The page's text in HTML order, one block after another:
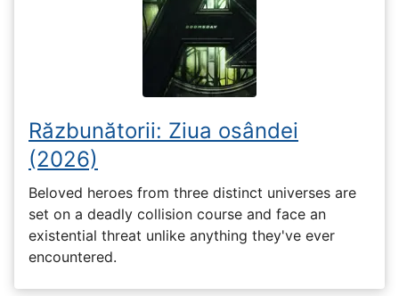
Răzbunătorii: Ziua osândei
(2026)
Beloved heroes from three distinct universes are
set on a deadly collision course and face an
existential threat unlike anything they've ever
encountered.